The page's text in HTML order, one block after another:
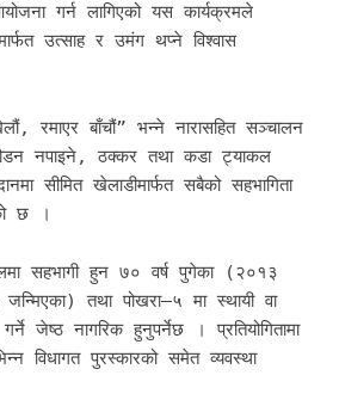
गर्न लागिएको यस कार्यक्रमले
उत्साह र उमंग थप्ने विश्वास
रमाएर बाँचौं” भन्ने नारासहित सञ्चालन
नपाइने, ठक्कर तथा कडा ट्याकल
सीमित खेलाडीमार्फत सबैको सहभागिता
छ ।
सहभागी हुन ७० वर्ष पुगेका (२०१३
तथा पोखरा–५ मा स्थायी वा
जेष्ठ नागरिक हुनुपर्नेछ । प्रतियोगितामा
विधागत पुरस्कारको समेत व्यवस्था